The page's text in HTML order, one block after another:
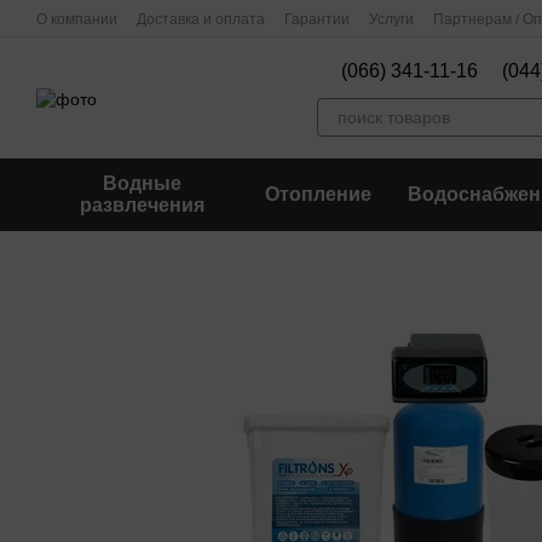
Перейти к основному контенту
О компании Доставка и оплата Гарантии Услуги Партнерам /
(066) 341-11-16
Водные
развлечения
Отопление